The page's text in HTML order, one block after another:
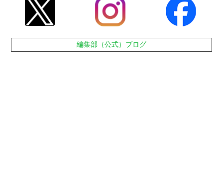
編集部（公式）ブログ